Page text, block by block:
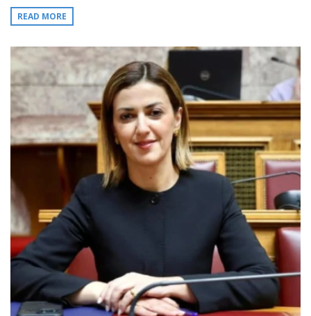
READ MORE